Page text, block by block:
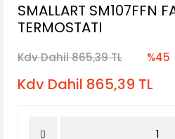
SMALLART SM107FFN
TERMOSTATI
Kdv Dahil 865,39 TL %45
Kdv Dahil 865,39 TL